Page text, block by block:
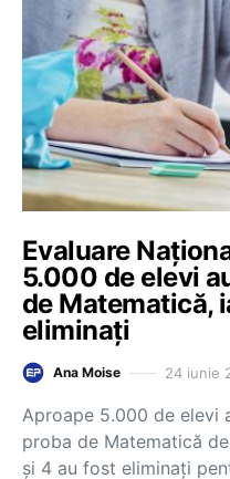
Evaluare
5.000 de elevi
de Matematică,
eliminați
Ana Moise 24 iunie
Aproape 5.000 de elevi
proba de Matematică
și 4 au fost eliminați